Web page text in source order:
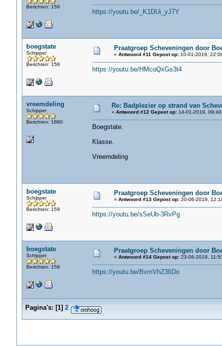
Berichten: 159
https://youtu.be/_K1DUi_yJ7Y
boegstate
Schipper
Berichten: 159
Praatgroep Scheveningen door
« Antwoord #11 Gepost op:10-01-2019,
https://youtu.be/HMcoQxGs3t4
vreemdeling
Schipper
Berichten: 1860
Re: Badplezier op strand van
« Antwoord #12 Gepost op:14-01-2019,
Boegstate.
Klasse.
Vreemdeling
boegstate
Schipper
Berichten: 159
Praatgroep Scheveningen door
« Antwoord #13 Gepost op:20-06-2019,
https://youtu.be/sSeUb-3RvPg
boegstate
Schipper
Berichten: 159
Praatgroep Scheveningen door
« Antwoord #14 Gepost op:23-06-2019,
https://youtu.be/BvmVhZ3fiDo
Pagina's: [1] 2